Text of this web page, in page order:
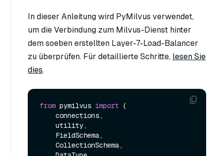
In dieser Anleitung wird PyMilvus verwendet,
um die Verbindung zum Milvus-Dienst hinter
dem soeben erstellten Layer-7-Load-Balancer
zu überprüfen. Für detaillierte Schritte, lesen Sie
dies.
from pymilvus import (